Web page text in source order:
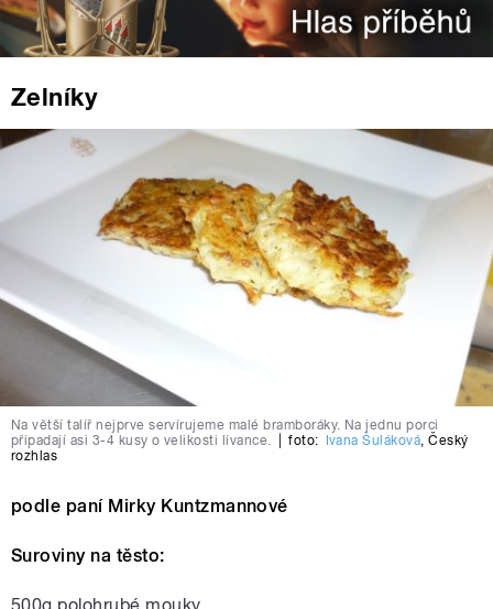
Zelníky
Na větší talíř nejprve servírujeme malé bramboráky. Na jednu porci
připadají asi 3-4 kusy o velikosti lívance.
foto: Ivana Šuláková,Český
rozhlas
podle paní Mirky Kuntzmannové
Suroviny na těsto: